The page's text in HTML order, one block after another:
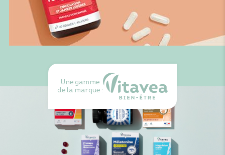
Une gamme
de la marque :